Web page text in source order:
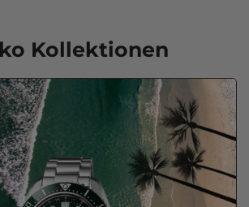
Kollektionen